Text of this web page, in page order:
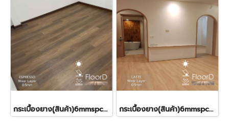
กระเบื้องยาง(ุสินค้า)6mmspcลายไม้(ฺESPRESSO) ราคา490บาท กระเบื้องยาง(ุสินค้า)6mmspcลายไม้(ฺLATTE) ราคา490บาท